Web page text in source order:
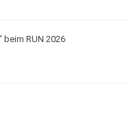
beim RUN 2026